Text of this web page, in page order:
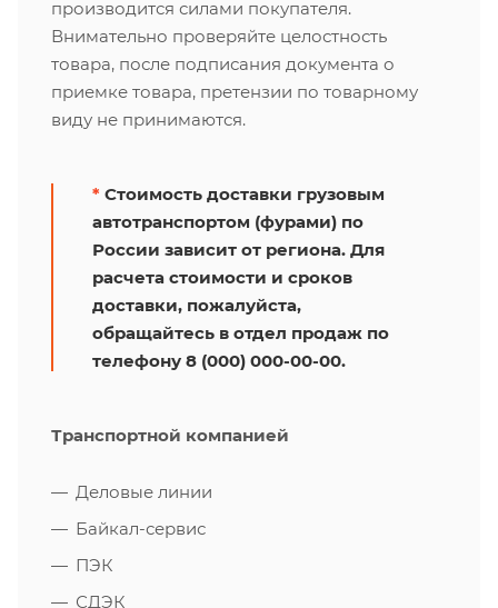
производится силами покупателя.
Внимательно проверяйте целостность
товара, после подписания документа о
приемке товара, претензии по товарному
виду не принимаются.
* Стоимость доставки грузовым
автотранспортом (фурами) по
России зависит от региона. Для
расчета стоимости и сроков
доставки, пожалуйста,
обращайтесь в отдел продаж по
телефону 8 (000) 000-00-00.
Транспортной компанией
Деловые линии
Байкал-сервис
ПЭК
СДЭК